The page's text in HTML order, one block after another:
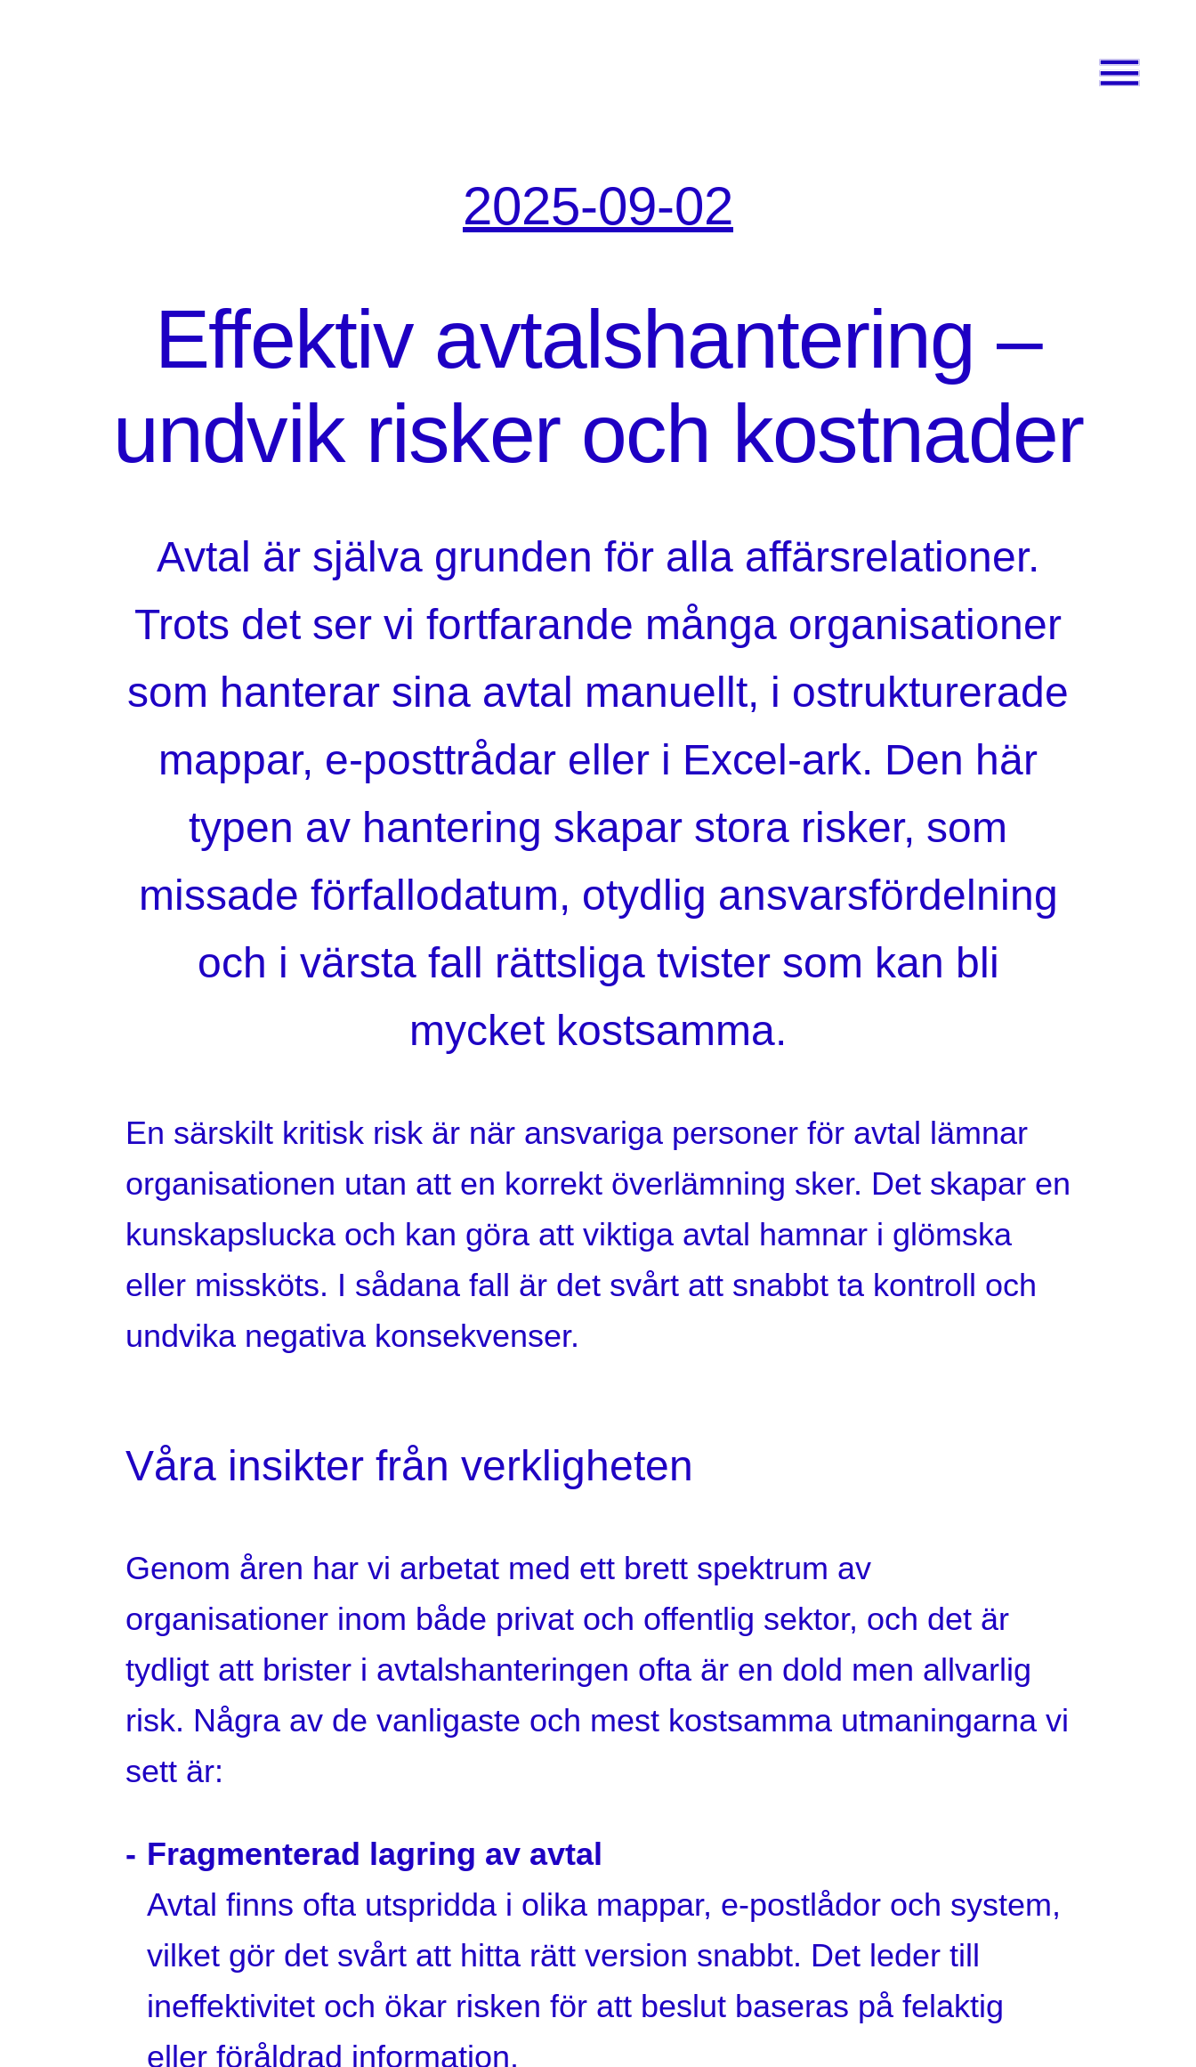
2025-09-02
Effektiv avtalshantering –
undvik risker och kostnader
Avtal är själva grunden för alla affärsrelationer.
Trots det ser vi fortfarande många organisationer
som hanterar sina avtal manuellt, i ostrukturerade
mappar, e-posttrådar eller i Excel-ark. Den här
typen av hantering skapar stora risker, som
missade förfallodatum, otydlig ansvarsfördelning
och i värsta fall rättsliga tvister som kan bli
mycket kostsamma.
En särskilt kritisk risk är när ansvariga personer för avtal lämnar
organisationen utan att en korrekt överlämning sker. Det skapar en
kunskapslucka och kan göra att viktiga avtal hamnar i glömska
eller missköts. I sådana fall är det svårt att snabbt ta kontroll och
undvika negativa konsekvenser.
Våra insikter från verkligheten
Genom åren har vi arbetat med ett brett spektrum av
organisationer inom både privat och offentlig sektor, och det är
tydligt att brister i avtalshanteringen ofta är en dold men allvarlig
risk. Några av de vanligaste och mest kostsamma utmaningarna vi
sett är:
Fragmenterad lagring av avtal
Avtal finns ofta utspridda i olika mappar, e-postlådor och system,
vilket gör det svårt att hitta rätt version snabbt. Det leder till
ineffektivitet och ökar risken för att beslut baseras på felaktig
eller föråldrad information.